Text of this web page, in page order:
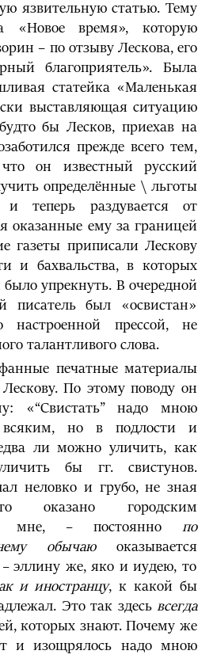
язвительную статью. Тему
«Новое время», которую
– по отзыву Лескова, его
благоприятель». Была
статейка «Маленькая
выставляющая ситуацию
бы Лесков, приехав на
прежде всего тем,
он известный русский
определённые \ льготы
теперь раздувается от
оказанные ему за границей
газеты приписали Лескову
и бахвальства, в которых
было упрекнуть. В очередной
писатель был «освистан»
настроенной прессой, не
талантливого слова.
печатные материалы
По этому поводу он
«“Свистать” надо мною
но в подлости и
ли можно уличить, как
бы гг. свистунов.
неловко и грубо, не зная
оказано городским
мне, – постоянно по
обычаю оказывается
–эллину же, яко и иудею, то
и иностранцу, к какой бы
Это так здесь всегда
которых знают. Почему же
и изощрялось надо мною